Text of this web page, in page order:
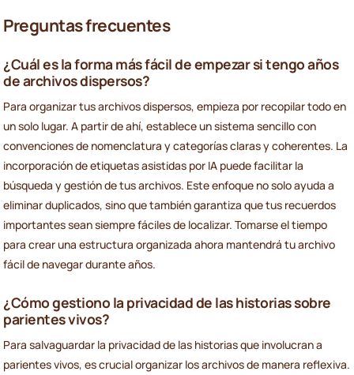
Preguntas frecuentes
¿Cuál es la forma más fácil de empezar si tengo años
de archivos dispersos?
Para organizar tus archivos dispersos, empieza por recopilar todo en
un solo lugar. A partir de ahí, establece un sistema sencillo con
convenciones de nomenclatura y categorías claras y coherentes. La
incorporación de etiquetas asistidas por IA puede facilitar la
búsqueda y gestión de tus archivos. Este enfoque no solo ayuda a
eliminar duplicados, sino que también garantiza que tus recuerdos
importantes sean siempre fáciles de localizar. Tomarse el tiempo
para crear una estructura organizada ahora mantendrá tu archivo
fácil de navegar durante años.
¿Cómo gestiono la privacidad de las historias sobre
parientes vivos?
Para salvaguardar la privacidad de las historias que involucran a
parientes vivos, es crucial organizar los archivos de manera reflexiva.